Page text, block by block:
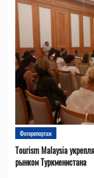
Фоторепортаж
Tourism Malaysia
рынком Туркменистана